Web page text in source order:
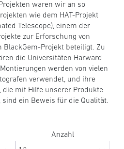
waren wir an so
wie dem HAT-Projekt
Telescope), einem der
zur Erforschung von
BlackGem-Projekt beteiligt. Zu
die Universitäten Harward
werden von vielen
verwendet, und ihre
die mit Hilfe unserer Produkte
ein Beweis für die Qualität.
Anzahl